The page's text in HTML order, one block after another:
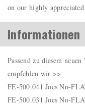
on our highly
Informationen
Passend zu diesem
empfehlen wir >>
FE-500.041 Joes No-
FE-500.031 Joes No-